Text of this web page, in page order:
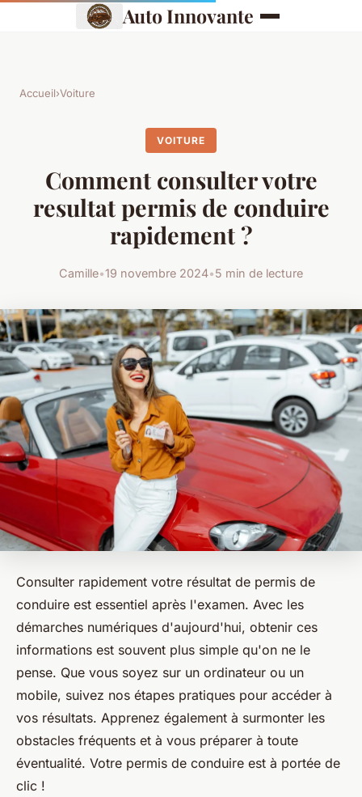
Auto Innovante
Accueil›Voiture
VOITURE
Comment consulter votre
resultat permis de conduire
rapidement ?
Camille•19 novembre 2024•5 min de lecture
Consulter rapidement votre résultat de permis de
conduire est essentiel après l'examen. Avec les
démarches numériques d'aujourd'hui, obtenir ces
informations est souvent plus simple qu'on ne le
pense. Que vous soyez sur un ordinateur ou un
mobile, suivez nos étapes pratiques pour accéder à
vos résultats. Apprenez également à surmonter les
obstacles fréquents et à vous préparer à toute
éventualité. Votre permis de conduire est à portée de
clic !